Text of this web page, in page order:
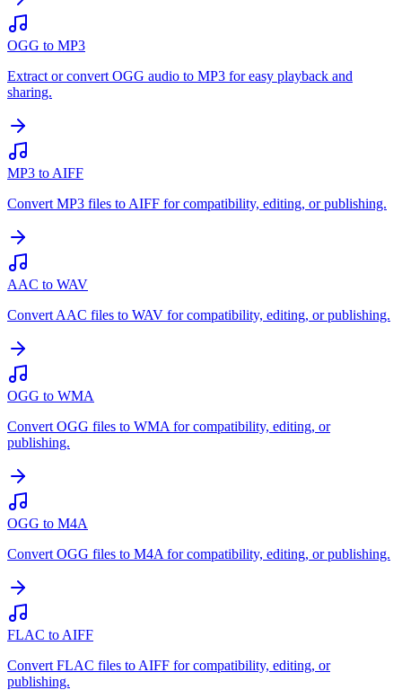
OGG to MP3
Extract or convert OGG audio to MP3 for easy playback and
sharing.
MP3 to AIFF
Convert MP3 files to AIFF for compatibility, editing, or publishing.
AAC to WAV
Convert AAC files to WAV for compatibility, editing, or publishing.
OGG to WMA
Convert OGG files to WMA for compatibility, editing, or
publishing.
OGG to M4A
Convert OGG files to M4A for compatibility, editing, or publishing.
FLAC to AIFF
Convert FLAC files to AIFF for compatibility, editing, or
publishing.